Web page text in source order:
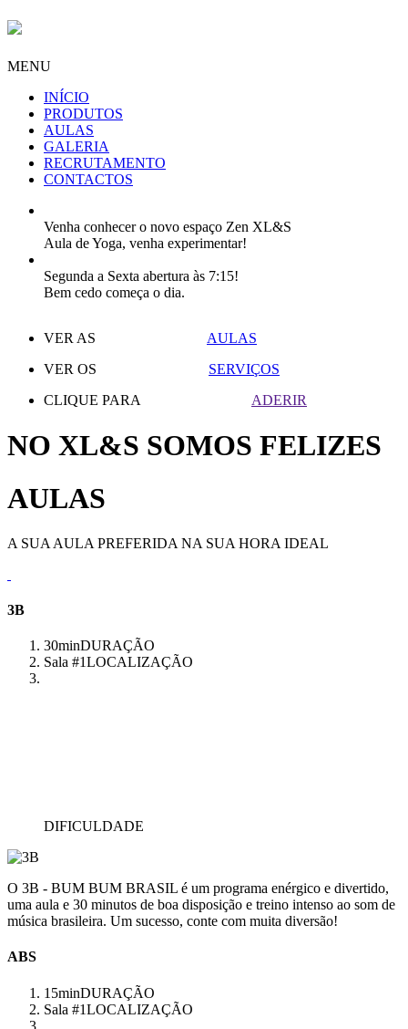
MENU
INÍCIO
PRODUTOS
AULAS
GALERIA
RECRUTAMENTO
CONTACTOS
Venha conhecer o novo espaço Zen XL&S
Aula de Yoga, venha experimentar!
Segunda a Sexta abertura às 7:15!
Bem cedo começa o dia.
VER AS
AULAS
VER OS
SERVIÇOS
CLIQUE PARA
ADERIR
NO XL&S SOMOS FELIZES
AULAS
A SUA AULA PREFERIDA NA SUA HORA IDEAL
3B
30minDURAÇÃO
Sala #1LOCALIZAÇÃO
DIFICULDADE
O 3B - BUM BUM BRASIL é um programa enérgico e divertido,
uma aula e 30 minutos de boa disposição e treino intenso ao som de
música brasileira. Um sucesso, conte com muita diversão!
ABS
15minDURAÇÃO
Sala #1LOCALIZAÇÃO